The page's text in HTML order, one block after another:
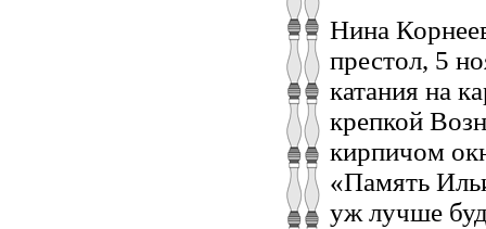
Нина
престол, 5
катания на
крепкой
кирпичом
«Память
уж лучше